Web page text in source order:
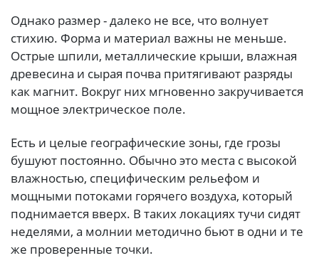
Однако размер - далеко не все, что волнует
стихию. Форма и материал важны не меньше.
Острые шпили, металлические крыши, влажная
древесина и сырая почва притягивают разряды
как магнит. Вокруг них мгновенно закручивается
мощное электрическое поле.
Есть и целые географические зоны, где грозы
бушуют постоянно. Обычно это места с высокой
влажностью, специфическим рельефом и
мощными потоками горячего воздуха, который
поднимается вверх. В таких локациях тучи сидят
неделями, а молнии методично бьют в одни и те
же проверенные точки.